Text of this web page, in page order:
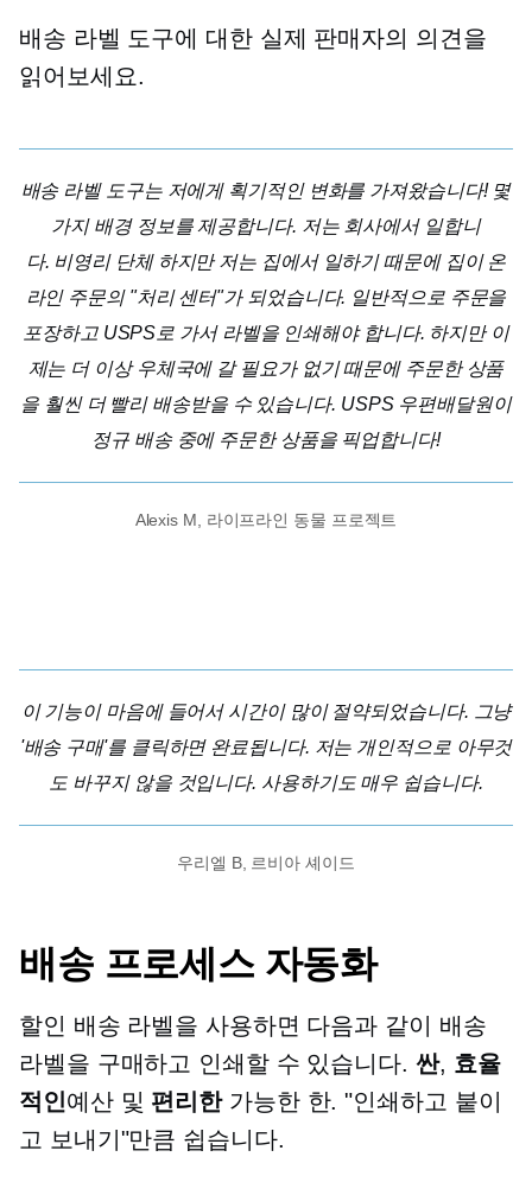
배송 라벨 도구에 대한 실제 판매자의 의견을
읽어보세요.
배송 라벨 도구는 저에게 획기적인 변화를 가져왔습니다! 몇
가지 배경 정보를 제공합니다. 저는 회사에서 일합니
다. 비영리 단체하지만 저는 집에서 일하기 때문에 집이 온
라인 주문의 "처리 센터"가 되었습니다. 일반적으로 주문을
포장하고 USPS로 가서 라벨을 인쇄해야 합니다. 하지만 이
제는 더 이상 우체국에 갈 필요가 없기 때문에 주문한 상품
을 훨씬 더 빨리 배송받을 수 있습니다. USPS 우편배달원이
정규 배송 중에 주문한 상품을 픽업합니다!
Alexis M, 라이프라인 동물 프로젝트
이 기능이 마음에 들어서 시간이 많이 절약되었습니다. 그냥
'배송 구매'를 클릭하면 완료됩니다. 저는 개인적으로 아무것
도 바꾸지 않을 것입니다. 사용하기도 매우 쉽습니다.
우리엘 B, 르비아 셰이드
배송 프로세스 자동화
할인 배송 라벨을 사용하면 다음과 같이 배송
라벨을 구매하고 인쇄할 수 있습니다. 싼, 효율
적인예산 및 편리한가능한 한. "인쇄하고 붙이
고 보내기"만큼 쉽습니다.